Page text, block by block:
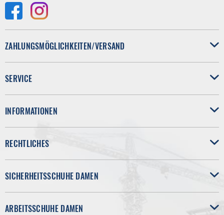
ZAHLUNGSMÖGLICHKEITEN/VERSAND
SERVICE
INFORMATIONEN
RECHTLICHES
SICHERHEITSSCHUHE DAMEN
ARBEITSSCHUHE DAMEN